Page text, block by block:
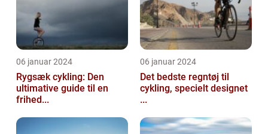
06 januar 2024
Rygsæk cykling: Den
ultimative guide til en
frihed...
06 januar 2024
Det bedste regntøj til
cykling, specielt designet
...